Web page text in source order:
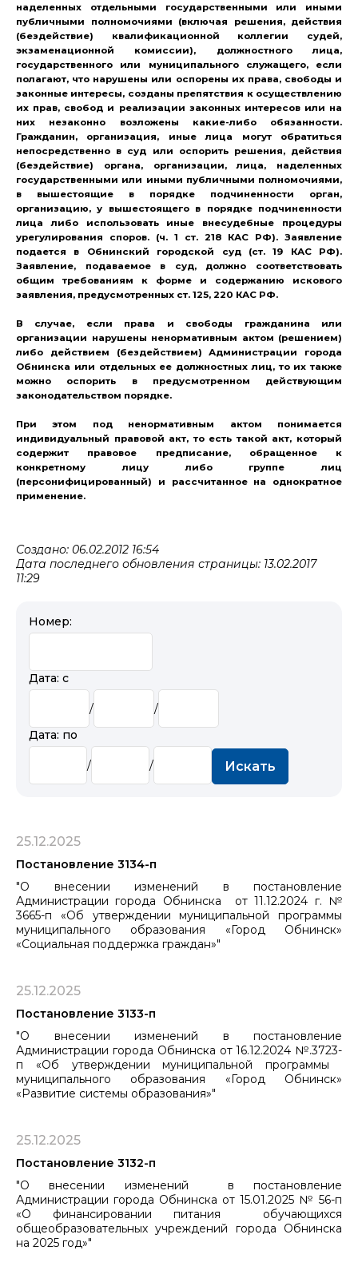
наделенных отдельными государственными или иными
публичными полномочиями (включая решения, действия
(бездействие) квалификационной коллегии судей,
экзаменационной комиссии), должностного лица,
государственного или муниципального служащего, если
полагают, что нарушены или оспорены их права, свободы и
законные интересы, созданы препятствия к осуществлению
их прав, свобод и реализации законных интересов или на
них незаконно возложены какие-либо обязанности.
Гражданин, организация, иные лица могут обратиться
непосредственно в суд или оспорить решения, действия
(бездействие) органа, организации, лица, наделенных
государственными или иными публичными полномочиями,
в вышестоящие в порядке подчиненности орган,
организацию, у вышестоящего в порядке подчиненности
лица либо использовать иные внесудебные процедуры
урегулирования споров. (ч. 1 ст. 218 КАС РФ). Заявление
подается в Обнинский городской суд (ст. 19 КАС РФ).
Заявление, подаваемое в суд, должно соответствовать
общим требованиям к форме и содержанию искового
заявления, предусмотренных ст. 125, 220 КАС РФ.
В случае, если права и свободы гражданина или
организации нарушены ненормативным актом (решением)
либо действием (бездействием) Администрации города
Обнинска или отдельных ее должностных лиц, то их также
можно оспорить в предусмотренном действующим
законодательством порядке.
При этом под ненормативным актом понимается
индивидуальный правовой акт, то есть такой акт, который
содержит правовое предписание, обращенное к
конкретному лицу либо группе лиц
(персонифицированный) и рассчитанное на однократное
применение.
Создано: 06.02.2012 16:54
Дата последнего обновления страницы: 13.02.2017
11:29
Номер:
Дата: с
/
/
Дата: по
/ / Искать
25.12.2025
Постановление 3134-п
"О внесении изменений в постановление
Администрации города Обнинска от 11.12.2024 г. №
3665-п «Об утверждении муниципальной программы
муниципального ​​​​​​​образования «Город Обнинск»
«Социальная поддержка граждан»"
25.12.2025
Постановление 3133-п
"О внесении изменений в постановление
Администрации города Обнинска от 16.12.2024 №.3723-
п «Об утверждении муниципальной программы ​​​​​​​
муниципального образования «Город Обнинск»
«Развитие системы образования»"
25.12.2025
Постановление 3132-п
"О внесении изменений в постановление
Администрации города Обнинска от 15.01.2025 № 56-п
«О финансировании питания обучающихся
общеобразовательных учреждений города Обнинска
на 2025 год»"